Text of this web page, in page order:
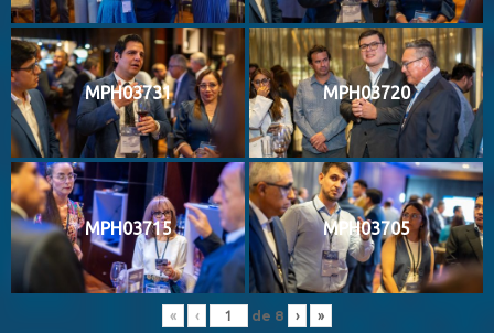
MPH03731 MPH03720
MPH03715 MPH03705
« ‹ de 8 › »